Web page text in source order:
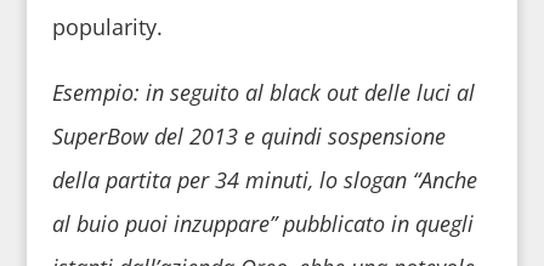
popularity.
Esempio: in seguito al black out delle luci al
SuperBow del 2013 e quindi sospensione
della partita per 34 minuti, lo slogan “Anche
al buio puoi inzuppare” pubblicato in quegli